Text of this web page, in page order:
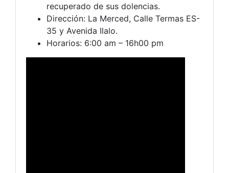
recuperado de sus dolencias.
Dirección: La Merced, Calle Termas ES-
35 y Avenida Ilalo.
Horarios: 6:00 am – 16h00 pm